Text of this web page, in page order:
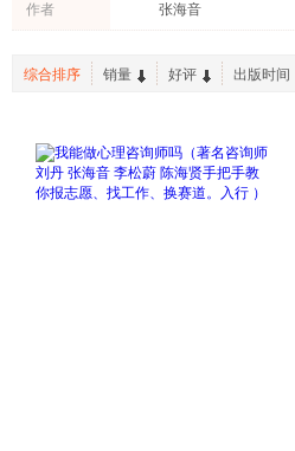
作者 张海音
综合排序 销量 好评 出版时间